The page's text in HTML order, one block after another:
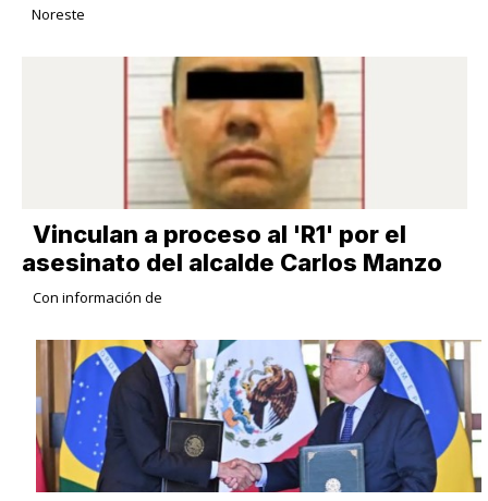
Noreste
Vinculan a proceso al 'R1' por el
asesinato del alcalde Carlos Manzo
Con información de